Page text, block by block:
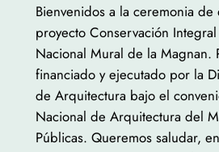
Bienvenidos a la ceremonia
proyecto Conservación
Nacional Mural de la Magnan.
financiado y ejecutado por la
de Arquitectura bajo el
Nacional de Arquitectura del
Públicas. Queremos saludar,